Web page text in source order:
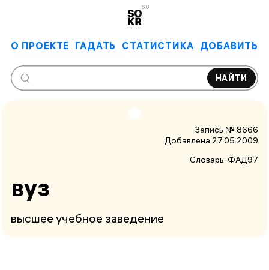
6.0
О ПРОЕКТЕ ГАДАТЬ СТАТИСТИКА ДОБАВИТЬ
НАЙТИ
Запись № 8666
Добавлена 27.05.2009
Словарь: ФАД97
вуз
высшее учебное заведение